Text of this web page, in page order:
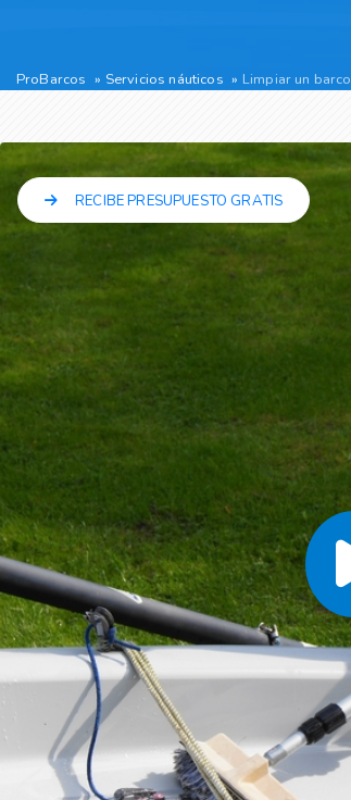
ProBarcos Servicios náuticos Limpiar un barco
RECIBE PRESUPUESTO GRATIS